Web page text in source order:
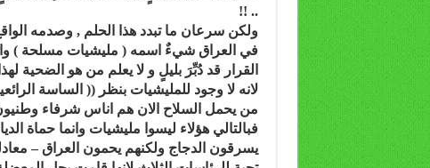
.. !!
ولكن سرعان ما تبدد هذا الحلم , وصدمه
في العراق شيءٌ اسمه ( مليشيات مسلحة )
القرار قد دُبِّرَ بليلٍ و لا يعلم من هو الضحية
لانه لا وجود للمليشيات بنظر (( الساسة
من يحمل السلاح الان هم اناس شرفاء
فبالتالي هؤلاء ليسوا مليشيات وانما حماة
يسرقون الدجاج ولكنهم يحمون العراق –